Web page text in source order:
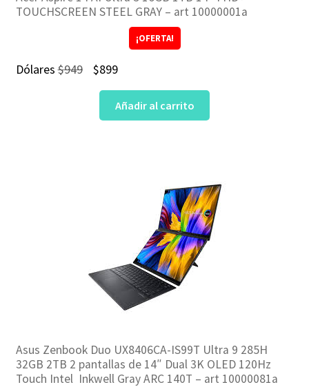
TOUCHSCREEN STEEL GRAY – art 10000001a
¡OFERTA!
Dólares$949
El
precio
original
$899El
precio
actual
Añadir al carrito
Asus Zenbook Duo UX8406CA-IS99T Ultra 9 285H
32GB 2TB 2 pantallas de 14″ Dual 3K OLED 120Hz
Touch Intel Inkwell Gray ARC 140T – art 10000081a